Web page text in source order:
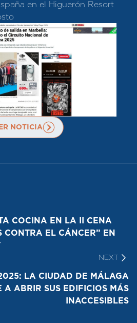
en el Higuerón Resort
NOTICIA
COCINA EN LA II CENA
CONTRA EL CÁNCER” EN
NEXT
LA CIUDAD DE MÁLAGA
A ABRIR SUS EDIFICIOS MÁS
INACCESIBLES